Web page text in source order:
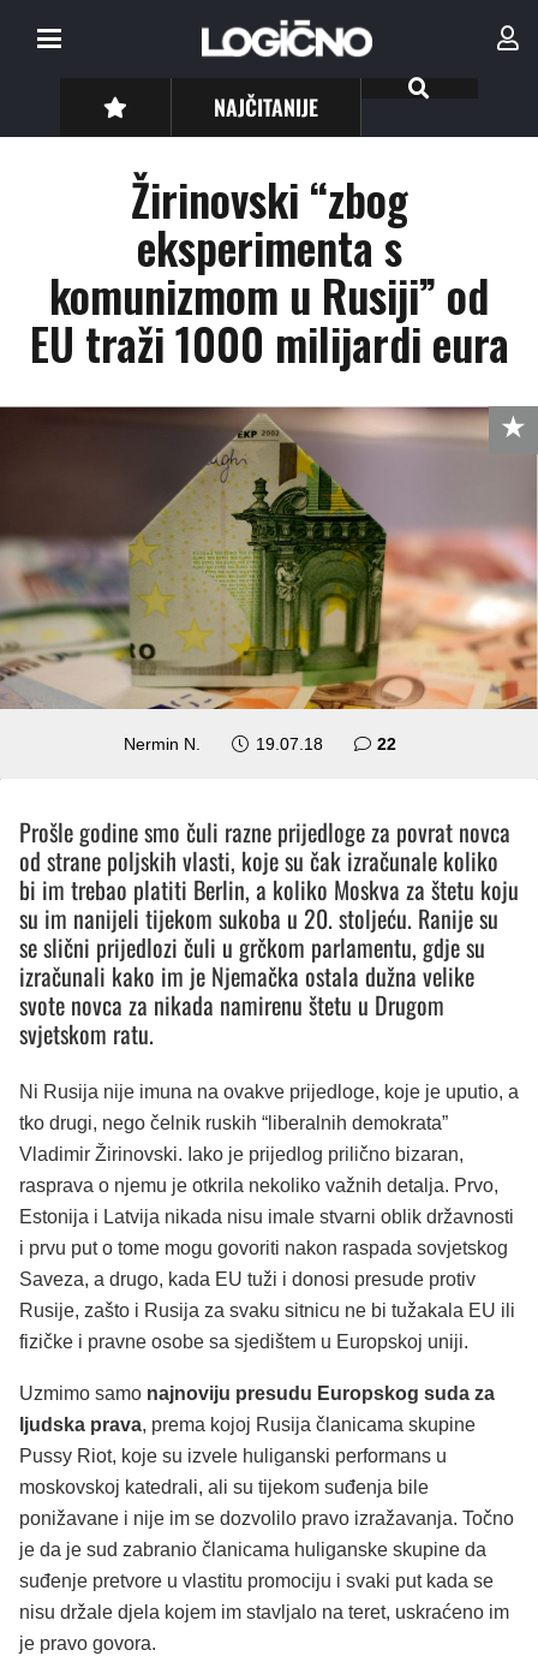
NAJČITANIJE
Žirinovski “zbog
eksperimenta s
komunizmom u Rusiji” od
EU traži 1000 milijardi eura
Nermin N. 19.07.18 22
Prošle godine smo čuli razne prijedloge za povrat novca
od strane poljskih vlasti, koje su čak izračunale koliko
bi im trebao platiti Berlin, a koliko Moskva za štetu koju
su im nanijeli tijekom sukoba u 20. stoljeću. Ranije su
se slični prijedlozi čuli u grčkom parlamentu, gdje su
izračunali kako im je Njemačka ostala dužna velike
svote novca za nikada namirenu štetu u Drugom
svjetskom ratu.
Ni Rusija nije imuna na ovakve prijedloge, koje je uputio, a
tko drugi, nego čelnik ruskih “liberalnih demokrata”
Vladimir Žirinovski. Iako je prijedlog prilično bizaran,
rasprava o njemu je otkrila nekoliko važnih detalja. Prvo,
Estonija i Latvija nikada nisu imale stvarni oblik državnosti
i prvu put o tome mogu govoriti nakon raspada sovjetskog
Saveza, a drugo, kada EU tuži i donosi presude protiv
Rusije, zašto i Rusija za svaku sitnicu ne bi tužakala EU ili
fizičke i pravne osobe sa sjedištem u Europskoj uniji.
Uzmimo samo najnoviju presudu Europskog suda za
ljudska prava, prema kojoj Rusija članicama skupine
Pussy Riot, koje su izvele huliganski performans u
moskovskoj katedrali, ali su tijekom suđenja bile
ponižavane i nije im se dozvolilo pravo izražavanja. Točno
je da je sud zabranio članicama huliganske skupine da
suđenje pretvore u vlastitu promociju i svaki put kada se
nisu držale djela kojem im stavljalo na teret, uskraćeno im
je pravo govora.